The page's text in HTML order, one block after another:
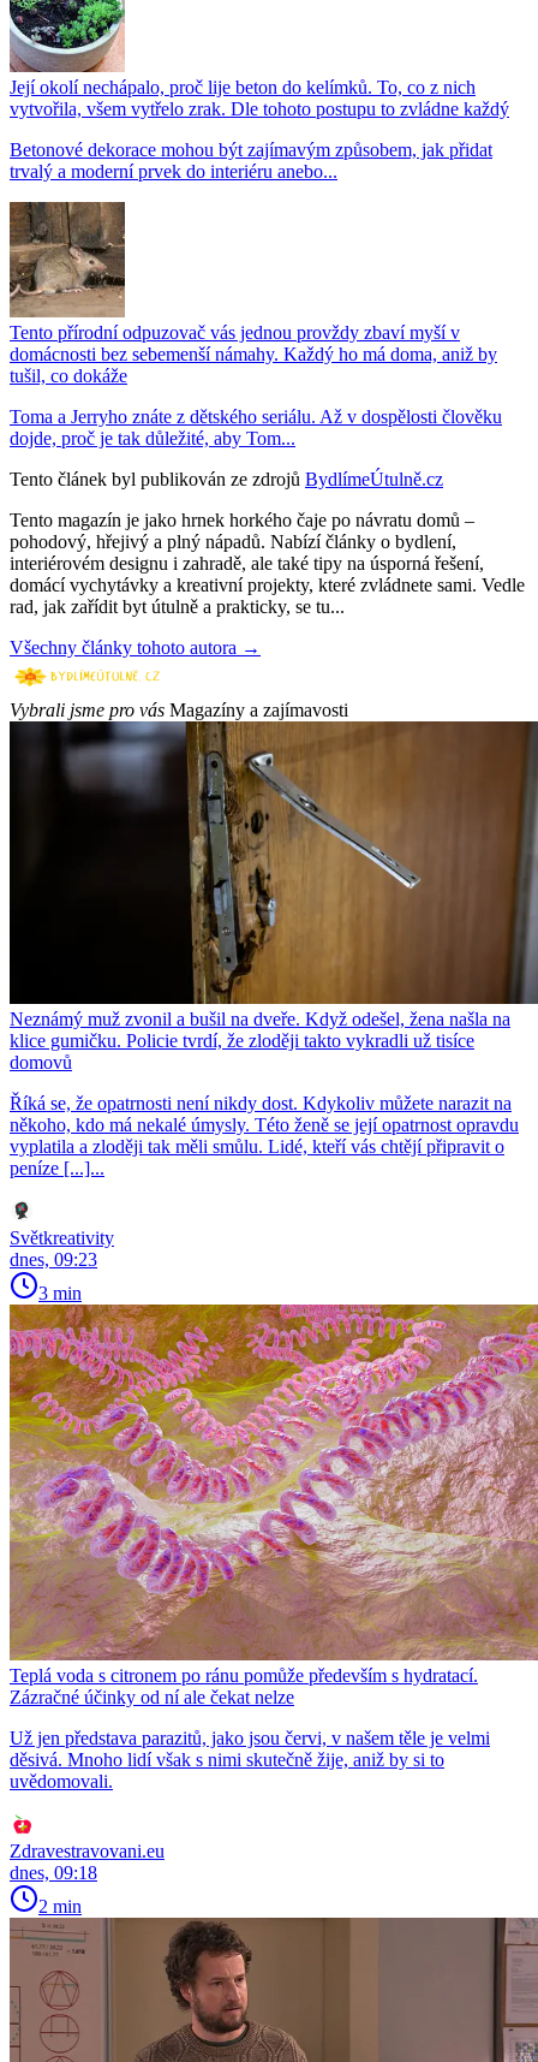
Její okolí nechápalo, proč lije beton do kelímků. To, co z nich
vytvořila, všem vytřelo zrak. Dle tohoto postupu to zvládne každý
Betonové dekorace mohou být zajímavým způsobem, jak přidat
trvalý a moderní prvek do interiéru anebo...
Tento přírodní odpuzovač vás jednou provždy zbaví myší v
domácnosti bez sebemenší námahy. Každý ho má doma, aniž by
tušil, co dokáže
Toma a Jerryho znáte z dětského seriálu. Až v dospělosti člověku
dojde, proč je tak důležité, aby Tom...
Tento článek byl publikován ze zdrojů BydlímeÚtulně.cz
Tento magazín je jako hrnek horkého čaje po návratu domů –
pohodový, hřejivý a plný nápadů. Nabízí články o bydlení,
interiérovém designu i zahradě, ale také tipy na úsporná řešení,
domácí vychytávky a kreativní projekty, které zvládnete sami. Vedle
rad, jak zařídit byt útulně a prakticky, se tu...
Všechny články tohoto autora →
Vybrali jsme pro vás Magazíny a zajímavosti
Neznámý muž zvonil a bušil na dveře. Když odešel, žena našla na
klice gumičku. Policie tvrdí, že zloději takto vykradli už tisíce
domovů
Říká se, že opatrnosti není nikdy dost. Kdykoliv můžete narazit na
někoho, kdo má nekalé úmysly. Této ženě se její opatrnost opravdu
vyplatila a zloději tak měli smůlu. Lidé, kteří vás chtějí připravit o
peníze [...]...
Světkreativity
dnes, 09:23
3 min
Teplá voda s citronem po ránu pomůže především s hydratací.
Zázračné účinky od ní ale čekat nelze
Už jen představa parazitů, jako jsou červi, v našem těle je velmi
děsivá. Mnoho lidí však s nimi skutečně žije, aniž by si to
uvědomovali.
Zdravestravovani.eu
dnes, 09:18
2 min